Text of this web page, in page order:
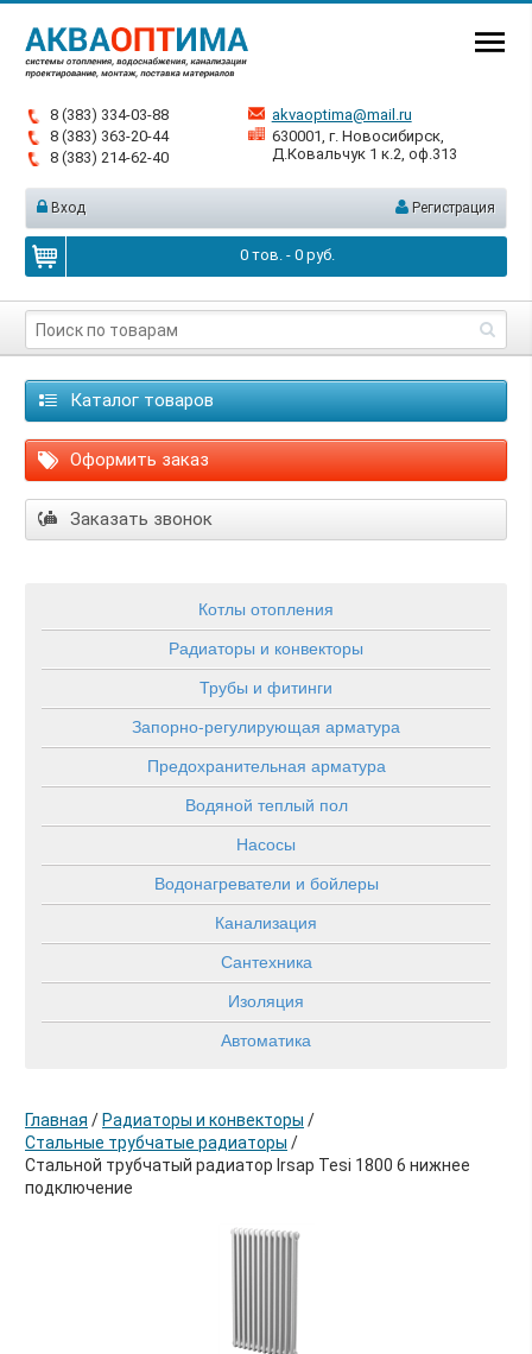
8 (383) 334-03-88
8 (383) 363-20-44
8 (383) 214-62-40
akvaoptima@mail.ru
630001, г. Новосибирск,
Д.Ковальчук 1 к.2, оф.313
Вход Регистрация
0тов. - 0руб.
Каталог товаров
Оформить заказ
Заказать звонок
Котлы отопления
Радиаторы и конвекторы
Трубы и фитинги
Запорно-регулирующая арматура
Предохранительная арматура
Водяной теплый пол
Насосы
Водонагреватели и бойлеры
Канализация
Сантехника
Изоляция
Автоматика
Главная / Радиаторы и конвекторы /
Стальные трубчатые радиаторы /
Стальной трубчатый радиатор Irsap Tesi 1800 6 нижнее
подключение